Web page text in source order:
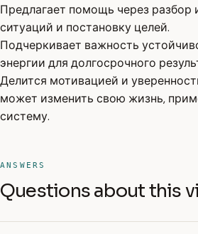
Предлагает помощь через разбор
ситуаций и постановку целей.
Подчеркивает важность
энергии для долгосрочного
Делится мотивацией и
может изменить свою жизнь,
систему.
ANSWERS
Questions about this